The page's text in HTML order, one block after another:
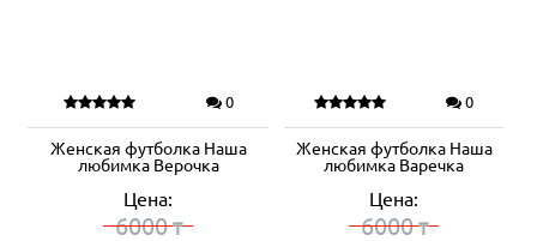
0
Женская футболка Наша
любимка Верочка
Цена:
6000₸
0
Женская футболка Наша
любимка Варечка
Цена:
6000₸